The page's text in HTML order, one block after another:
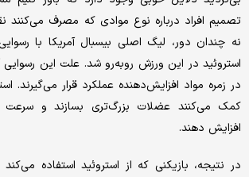
تصمیم افراد درباره نوع موادی که مصرف می‌کنند
نه چندان دور، لیگ اصلی بیسبال آمریکا با
استروئید در این ورزش روبه‌رو شد. علت این رسوایی
در زمره مواد افزایش‌دهنده عملکرد قرار می‌گیرند.
کمک می‌کنند عضلات بزرگ‌تری بسازند و سرعت
افزایش دهند.
در نتیجه، بازیکنی که از استروئید استفاده